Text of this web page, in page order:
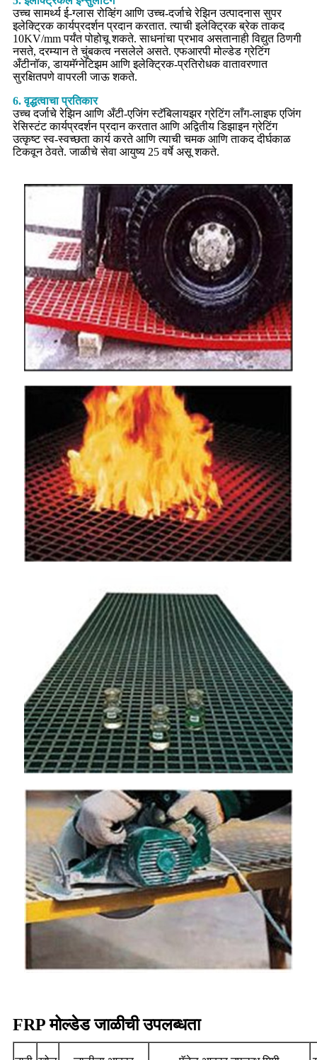
उच्च सामर्थ्य ई-ग्लास रोव्हिंग आणि उच्च-दर्जाचे रेझिन उत्पादनास सुपर
इलेक्ट्रिक कार्यप्रदर्शन प्रदान करतात. त्याची इलेक्ट्रिक ब्रेक ताकद
10KV/mm पर्यंत पोहोचू शकते. साधनांचा प्रभाव असतानाही विद्युत ठिणगी
नसते, दरम्यान ते चुंबकत्व नसलेले असते. एफआरपी मोल्डेड ग्रेटिंग
अँटीनॉक, डायमॅग्नेटिझम आणि इलेक्ट्रिक-प्रतिरोधक वातावरणात
सुरक्षितपणे वापरली जाऊ शकते.
6. वृद्धत्वाचा प्रतिकार
उच्च दर्जाचे रेझिन आणि अँटी-एजिंग स्टॅबिलायझर ग्रेटिंग लाँग-लाइफ एजिंग
रेसिस्टंट कार्यप्रदर्शन प्रदान करतात आणि अद्वितीय डिझाइन ग्रेटिंग
उत्कृष्ट स्व-स्वच्छता कार्य करते आणि त्याची चमक आणि ताकद दीर्घकाळ
टिकवून ठेवते. जाळीचे सेवा आयुष्य 25 वर्षे असू शकते.
FRP मोल्डेड जाळीची उपलब्धता